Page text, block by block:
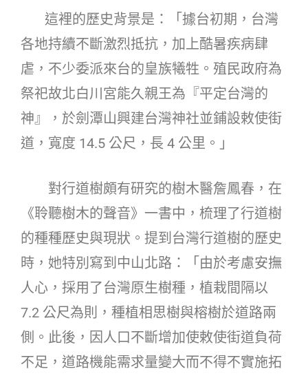
這裡的歷史背景是：「據台初期，台灣
各地持續不斷激烈抵抗，加上酷暑疾病肆
虐，不少委派來台的皇族犧牲。殖民政府為
祭祀故北白川宮能久親王為『平定台灣的
神』，於劍潭山興建台灣神社並鋪設敕使街
道，寬度 14.5 公尺，長 4 公里。」
對行道樹頗有研究的樹木醫詹鳳春，在
《聆聽樹木的聲音》一書中，梳理了行道樹
的種種歷史與現狀。提到台灣行道樹的歷史
時，她特別寫到中山北路：「由於考慮安撫
人心，採用了台灣原生樹種，植栽間隔以
7.2 公尺為則，種植相思樹與榕樹於道路兩
側。此後，因人口不斷增加使敕使街道負荷
不足，道路機能需求量變大而不得不實施拓